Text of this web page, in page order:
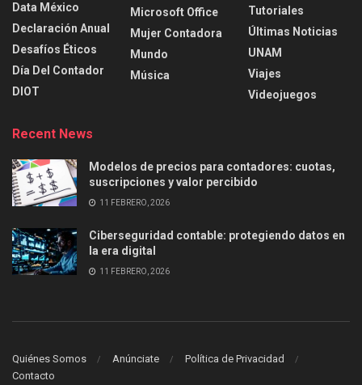
Data México
Declaración Anual
Desafíos Éticos
Día Del Contador
DIOT
Microsoft Office
Mujer Contadora
Mundo
Música
Tutoriales
Últimas Noticias
UNAM
Viajes
Videojuegos
Recent News
Modelos de precios para contadores: cuotas,
suscripciones y valor percibido
11 FEBRERO, 2026
Ciberseguridad contable: protegiendo datos en
la era digital
11 FEBRERO, 2026
Quiénes Somos Anúnciate
Política de Privacidad
Contacto